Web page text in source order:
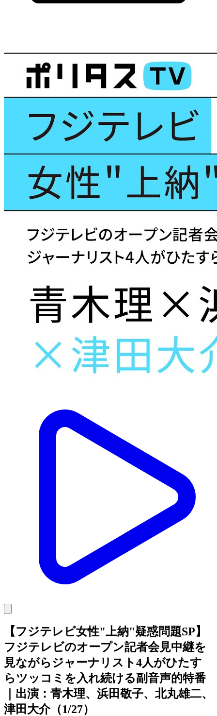
【フジテレビ女性"上納"疑惑問題SP】
フジテレビのオープン記者会見中継を
見ながらジャーナリスト4人がひたす
らツッコミを入れ続ける副音声的特番
｜出演：青木理、浜田敬子、北丸雄二、
津田大介（1/27）